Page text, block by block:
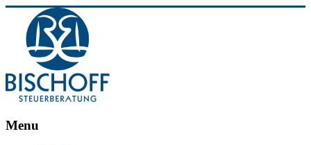
BISCHOFF
Menu